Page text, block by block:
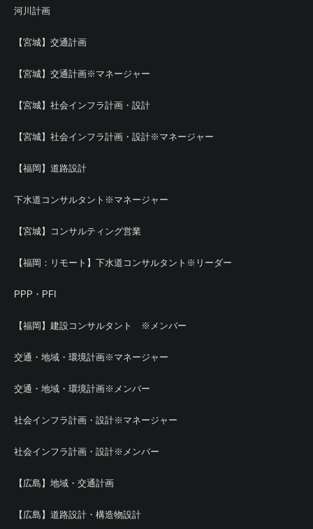
河川計画
【宮城】交通計画
【宮城】交通計画※マネージャー
【宮城】社会インフラ計画・設計
【宮城】社会インフラ計画・設計※マネージャー
【福岡】道路設計
下水道コンサルタント※マネージャー
【宮城】コンサルティング営業
【福岡：リモート】下水道コンサルタント※リーダー
PPP・PFI
【福岡】建設コンサルタント ※メンバー
交通・地域・環境計画※マネージャー
交通・地域・環境計画※メンバー
社会インフラ計画・設計※マネージャー
社会インフラ計画・設計※メンバー
【広島】地域・交通計画
【広島】道路設計・構造物設計